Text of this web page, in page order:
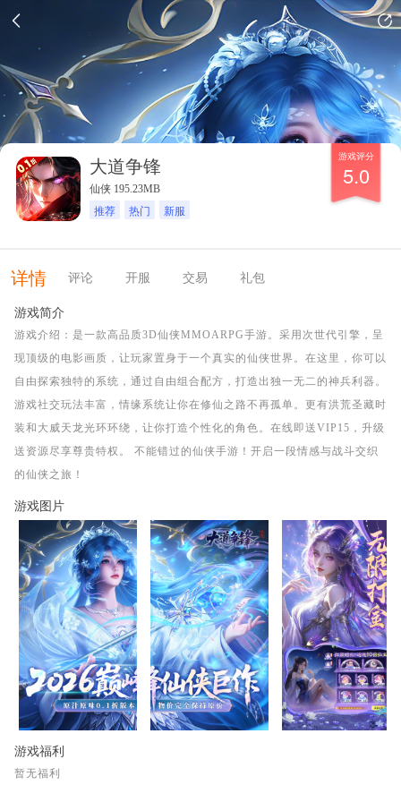
大道争锋
仙侠 195.23MB
推荐 热门 新服
游戏评分
5.0
详情 评论 开服 交易 礼包
游戏简介
游戏介绍：是一款高品质3D仙侠MMOARPG手游。采用次世代引擎，呈
现顶级的电影画质，让玩家置身于一个真实的仙侠世界。在这里，你可以
自由探索独特的系统，通过自由组合配方，打造出独一无二的神兵利器。
游戏社交玩法丰富，情缘系统让你在修仙之路不再孤单。更有洪荒圣藏时
装和大威天龙光环环绕，让你打造个性化的角色。在线即送VIP15，升级
送资源尽享尊贵特权。 不能错过的仙侠手游！开启一段情感与战斗交织
的仙侠之旅！
游戏图片
游戏福利
暂无福利